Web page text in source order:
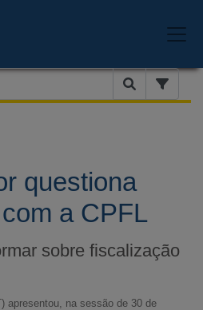
questiona
a CPFL
sobre fiscalização
apresentou, na sessão de 30 de